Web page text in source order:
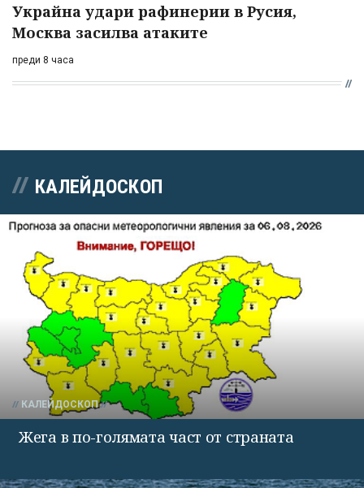
Украйна удари рафинерии в Русия,
Москва засилва атаките
преди 8 часа
КАЛЕЙДОСКОП
КАЛЕЙДОСКОП
Жега в по-голямата част от страната